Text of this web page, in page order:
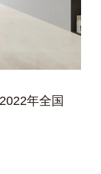
年全国